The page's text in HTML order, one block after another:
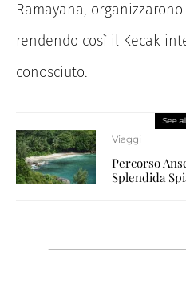
Ramayana,
rendendo così il Kecak
conosciuto.
See
Viaggi
Percorso
Splendida